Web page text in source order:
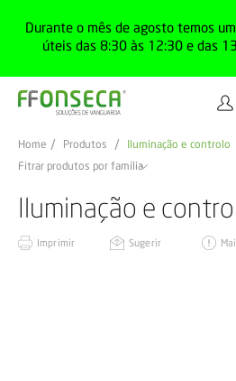
Durante o mês de agosto temos
úteis das 8:30 às 12:30 e das
Home Produtos
Iluminação e controlo
Fitrar produtos por família
Iluminação e
Imprimir Sugerir